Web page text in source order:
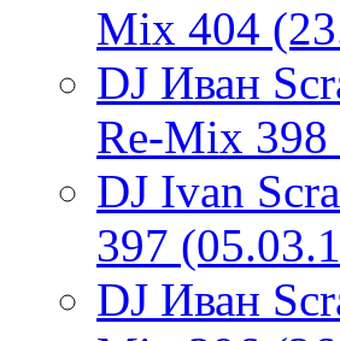
Mix 404
DJ Иван
Re-Mix 398
DJ Ivan
397
DJ Иван